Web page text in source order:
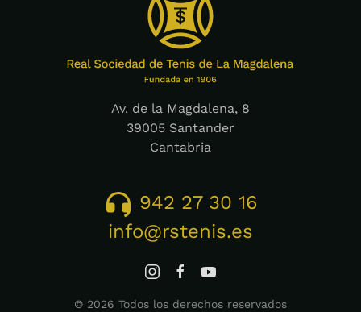
Av. de la Magdalena, 8
39005 Santander
Cantabria
942 27 30 16
info@rstenis.es
© 2026 Todos los derechos reservados